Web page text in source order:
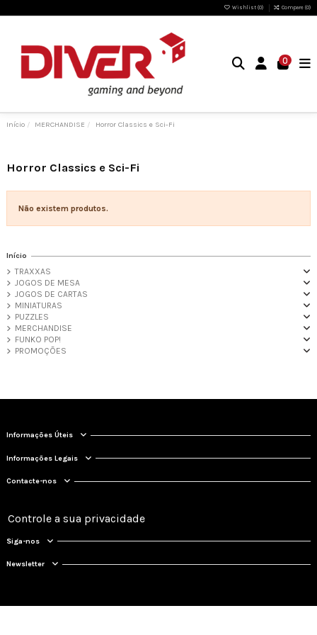
Wishlist (0) Compare (0)
0
Início MERCHANDISE Horror Classics e Sci-Fi
Horror Classics e Sci-Fi
Não existem produtos.
Início
TRAXXAS
JOGOS DE MESA
JOGOS DE CARTAS
MINIATURAS
PUZZLES
MERCHANDISE
FUNKO POP!
PROMOÇÕES
Informações Úteis
Informações Legais
Contacte-nos
Controle a sua privacidade
Siga-nos
Newsletter